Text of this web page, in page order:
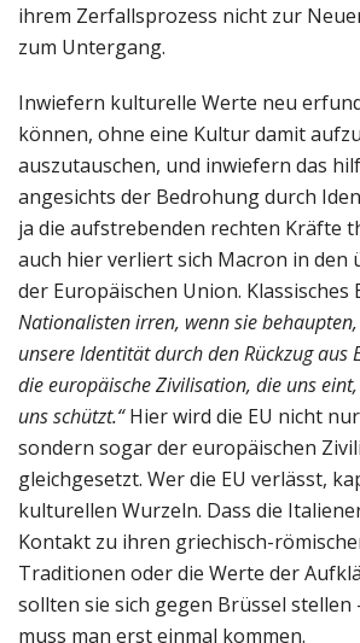
ihrem Zerfallsprozess nicht zur
zum Untergang.
Inwiefern kulturelle Werte neu
können, ohne eine Kultur damit
auszutauschen, und inwiefern das
angesichts der Bedrohung durch
ja die aufstrebenden rechten Kräfte
auch hier verliert sich Macron in den
der Europäischen Union. Klassisches
Nationalisten irren, wenn sie
unsere Identität durch den Rückzug aus
die europäische Zivilisation, die uns
uns schützt.“Hier wird die EU nicht
sondern sogar der europäischen
gleichgesetzt. Wer die EU verlässt,
kulturellen Wurzeln. Dass die
Kontakt zu ihren griechisch-
Traditionen oder die Werte der
sollten sie sich gegen Brüssel stellen
muss man erst einmal kommen.